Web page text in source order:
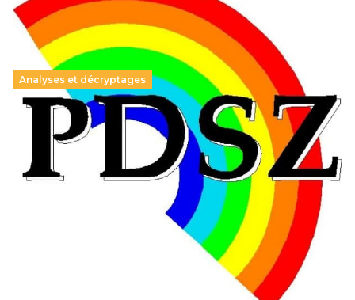
Analyses et décryptages
Hongrie : du changement pour les politiques
éducatives, aussi !
25 juin 2026
En Hongrie, le conservateur Peter Magyar et son parti
Tisza "Respect et liberté" ont remporté une large victoire,
contre le premier ministre sortant, Viktor Orban,…